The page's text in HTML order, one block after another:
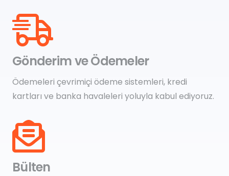
Gönderim ve Ödemeler
Ödemeleri çevrimiçi ödeme sistemleri, kredi
kartları ve banka havaleleri yoluyla kabul ediyoruz.
Bülten